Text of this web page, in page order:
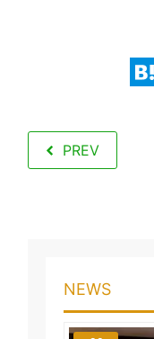
PREV
NEWS